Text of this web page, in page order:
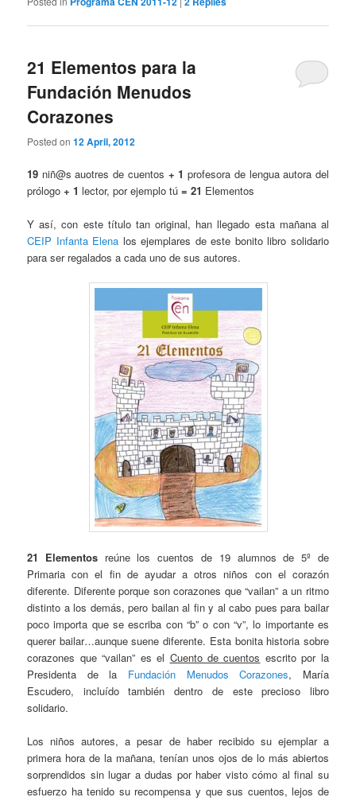
21 Elementos para la
Fundación Menudos
Corazones
Posted on12 April, 2012
19 niñ@s auotres de cuentos + 1 profesora de lengua autora del
prólogo+ 1 lector, por ejemplo tú = 21 Elementos
Y así, con este título tan original, han llegado esta mañana al
CEIP Infanta Elena los ejemplares de este bonito libro solidario
para ser regalados a cada uno de sus autores.
21 Elementosreúne los cuentos de 19 alumnos de 5º de
Primaria con el fin de ayudar a otros niños con el corazón
diferente. Diferente porque son corazones que “vailan” a un ritmo
distinto a los demás, pero bailan al fin y al cabo pues para bailar
poco importa que se escriba con “b” o con “v”, lo importante es
querer bailar…aunque suene diferente. Esta bonita historia sobre
corazones que “vailan” es el Cuento de cuentos escrito por la
Presidenta de la Fundación Menudos Corazones, María
Escudero, incluído también dentro de este precioso libro
solidario.
Los niños autores, a pesar de haber recibido su ejemplar a
primera hora de la mañana, tenían unos ojos de lo más abiertos
sorprendidos sin lugar a dudas por haber visto cómo al final su
esfuerzo ha tenido su recompensa y que sus cuentos, lejos de